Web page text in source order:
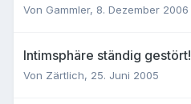
Von Gammler, 8. Dezember 2006
Intimsphäre ständig gestört!
Von Zärtlich, 25. Juni 2005